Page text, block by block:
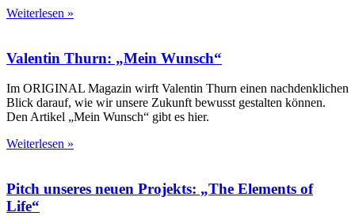
Weiterlesen »
Valentin Thurn: „Mein Wunsch“
Im ORIGINAL Magazin wirft Valentin Thurn einen nachdenklichen
Blick darauf, wie wir unsere Zukunft bewusst gestalten können.
Den Artikel „Mein Wunsch“ gibt es hier.
Weiterlesen »
Pitch unseres neuen Projekts: „The Elements of
Life“